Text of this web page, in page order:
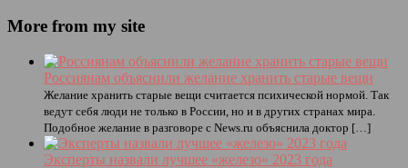
More from my site
Россиянам объяснили желание хранить старые вещи
Желание хранить старые вещи считается психической нормой. Так
ведут себя люди не только в России, но и в других странах мира.
Подобное желание в разговоре с News.ru объяснила доктор […]
Эксперты назвали лучшее «железо» 2023 года